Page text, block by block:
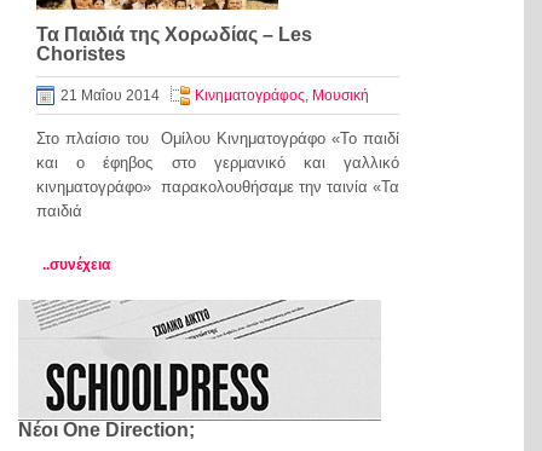
Τα Παιδιά της Χορωδίας – Les
Choristes
21 Μαΐου 2014 Κινηματογράφος, Μουσική
Στο πλαίσιο του Ομίλου Κινηματογράφο «Το παιδί
και ο έφηβος στο γερμανικό και γαλλικό
κινηματογράφο» παρακολουθήσαμε την ταινία «Τα
παιδιά
..συνέχεια
Νέοι One Direction;